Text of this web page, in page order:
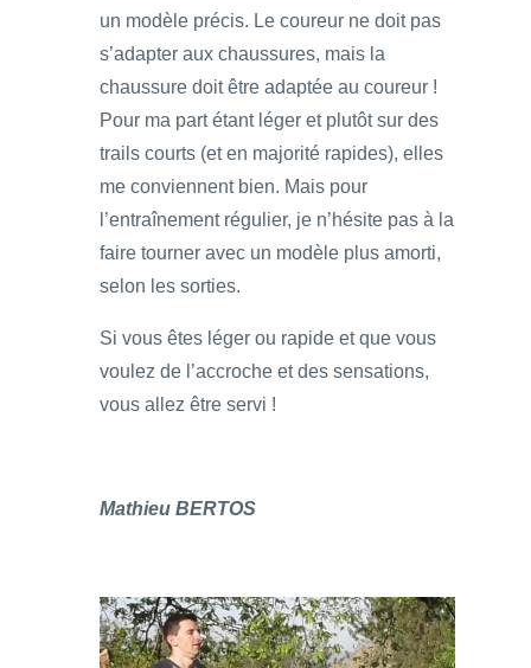
un modèle précis. Le coureur ne doit pas
s’adapter aux chaussures, mais la
chaussure doit être adaptée au coureur !
Pour ma part étant léger et plutôt sur des
trails courts (et en majorité rapides), elles
me conviennent bien. Mais pour
l’entraînement régulier, je n’hésite pas à la
faire tourner avec un modèle plus amorti,
selon les sorties.
Si vous êtes léger ou rapide et que vous
voulez de l’accroche et des sensations,
vous allez être servi !
Mathieu BERTOS